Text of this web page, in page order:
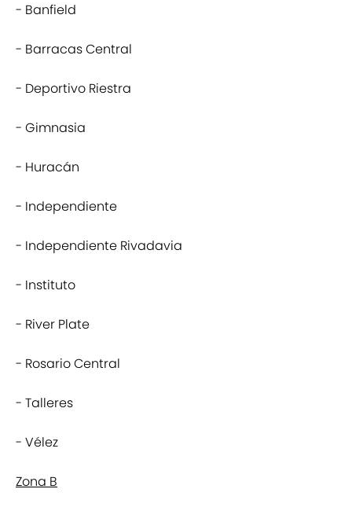
- Banfield
- Barracas Central
- Deportivo Riestra
- Gimnasia
- Huracán
- Independiente
- Independiente Rivadavia
- Instituto
- River Plate
- Rosario Central
- Talleres
- Vélez
Zona B